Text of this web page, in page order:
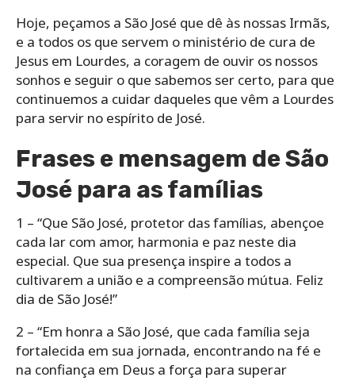
Hoje, peçamos a São José que dê às nossas Irmãs,
e a todos os que servem o ministério de cura de
Jesus em Lourdes, a coragem de ouvir os nossos
sonhos e seguir o que sabemos ser certo, para que
continuemos a cuidar daqueles que vêm a Lourdes
para servir no espírito de José.
Frases e mensagem de São
José para as famílias
1 – “Que São José, protetor das famílias, abençoe
cada lar com amor, harmonia e paz neste dia
especial. Que sua presença inspire a todos a
cultivarem a união e a compreensão mútua. Feliz
dia de São José!”
2 – “Em honra a São José, que cada família seja
fortalecida em sua jornada, encontrando na fé e
na confiança em Deus a força para superar